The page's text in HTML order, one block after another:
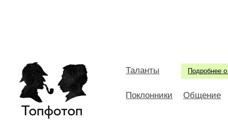
Подробнее о
Таланты
Поклонники Общение